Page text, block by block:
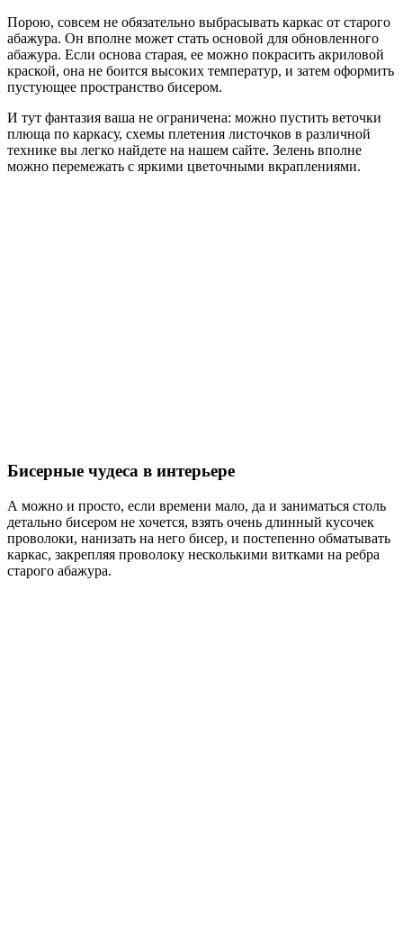
Порою, совсем не обязательно выбрасывать каркас от старого
абажура. Он вполне может стать основой для обновленного
абажура. Если основа старая, ее можно покрасить акриловой
краской, она не боится высоких температур, и затем оформить
пустующее пространство бисером.
И тут фантазия ваша не ограничена: можно пустить веточки
плюща по каркасу, схемы плетения листочков в различной
технике вы легко найдете на нашем сайте. Зелень вполне
можно перемежать с яркими цветочными вкраплениями.
Бисерные чудеса в интерьере
А можно и просто, если времени мало, да и заниматься столь
детально бисером не хочется, взять очень длинный кусочек
проволоки, нанизать на него бисер, и постепенно обматывать
каркас, закрепляя проволоку несколькими витками на ребра
старого абажура.